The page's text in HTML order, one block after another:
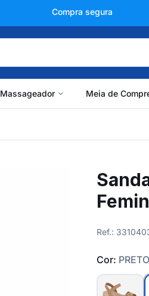
+150 mil avaliações
Massageador Meia de
Ref.:
Cor: PRETO